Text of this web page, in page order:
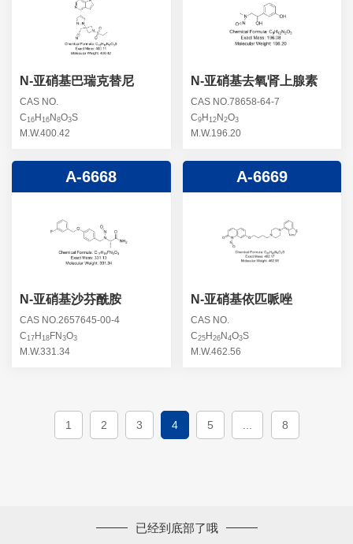
N-亚硝基巴瑞克替尼
CAS NO.
C16 H 16 N 8O3S
M.W.400.42
N-亚硝基去氧肾上腺素
CAS NO.78658-64-7
C9H 12N 2O3
M.W.196.20
A-6668
N-亚硝基沙芬酰胺
CAS NO.2657645-00-4
C17 H 18 FN 3O3
M.W.331.34
A-6669
N-亚硝基依匹哌唑
CAS NO.
C25H 26N 4O3S
M.W.462.56
1 2 3 4 5 8
已经到底部了哦